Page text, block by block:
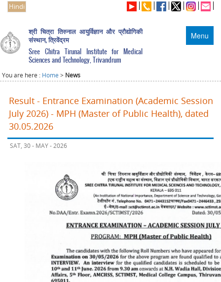
Hindi
Menu
श्री चित्रा तिरुनाल आयुर्विज्ञान और प्रौद्योगिकी
संस्थान, त्रिवेंद्रम
Sree Chitra Tirunal Institute for Medical
Sciences and Technology, Trivandrum
You are here : Home > News
Result - Entrance Examination (Academic Session
July 2026) - MPH (Master of Public Health), dated
30.05.2026
SAT, 30 - MAY - 2026